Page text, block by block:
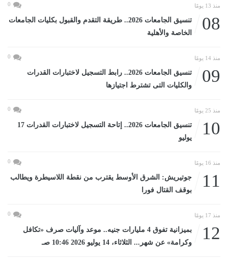
منذ 13 يومًا 0
08
تنسيق الجامعات 2026.. طريقة التقدم والقبول بكليات الجامعات
الخاصة والأهلية
منذ 14 يومًا 0
09
تنسيق الجامعات 2026.. رابط التسجيل لاختبارات القدرات
والكليات التى تشترط اجتيازها
منذ 25 يومًا 0
10
تنسيق الجامعات 2026.. إتاحة التسجيل لاختبارات القدرات 17
يوليو
منذ 16 يومًا 0
11
جوتيريش: الشرق الأوسط يقترب من نقطة اللاسيطرة ويطالب
بوقف القتال فورا
منذ 17 يومًا 0
12
بميزانية تفوق 4 مليارات جنيه.. موعد وآليات صرف «تكافل
وكرامة» عن شهر... الثلاثاء، 14 يوليو 2026 10:46 صـ